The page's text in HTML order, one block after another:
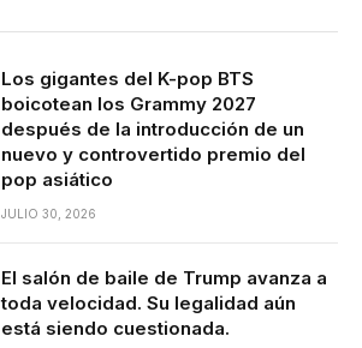
Los gigantes del K-pop BTS
boicotean los Grammy 2027
después de la introducción de un
nuevo y controvertido premio del
pop asiático
JULIO 30, 2026
El salón de baile de Trump avanza a
toda velocidad. Su legalidad aún
está siendo cuestionada.